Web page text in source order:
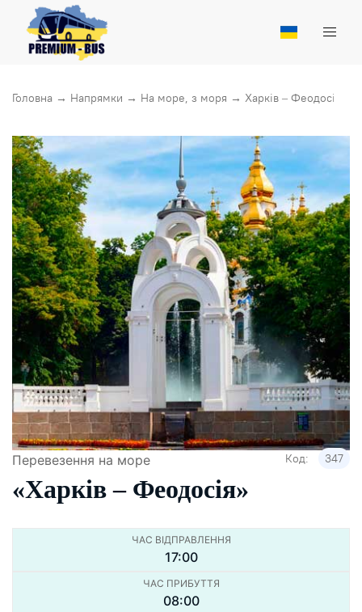
Головна → Напрямки → На море, з моря → Харкiв – Феодосiя
Перевезення на море Код: 347
«Харкiв – Феодосiя»
ЧАС ВІДПРАВЛЕННЯ
17:00
ЧАС ПРИБУТТЯ
08:00